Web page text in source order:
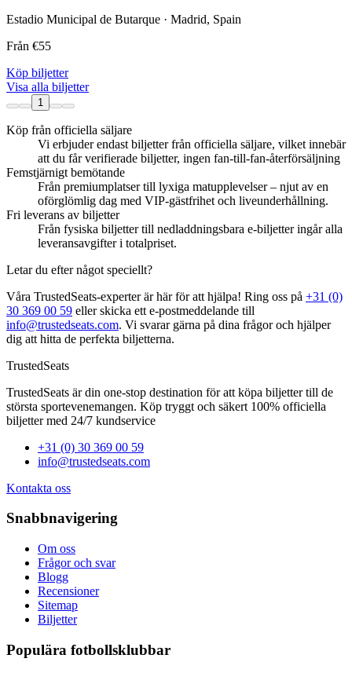
Estadio Municipal de Butarque · Madrid, Spain
Från €55
Köp biljetter
Visa alla biljetter
1
Köp från officiella säljare
Vi erbjuder endast biljetter från officiella säljare, vilket innebär
att du får verifierade biljetter, ingen fan‑till‑fan‑återförsäljning
Femstjärnigt bemötande
Från premiumplatser till lyxiga matupplevelser – njut av en
oförglömlig dag med VIP‑gästfrihet och liveunderhållning.
Fri leverans av biljetter
Från fysiska biljetter till nedladdningsbara e‑biljetter ingår alla
leveransavgifter i totalpriset.
Letar du efter något speciellt?
Våra TrustedSeats‑experter är här för att hjälpa! Ring oss på +31 (0)
30 369 00 59 eller skicka ett e‑postmeddelande till
info@trustedseats.com. Vi svarar gärna på dina frågor och hjälper
dig att hitta de perfekta biljetterna.
TrustedSeats
TrustedSeats är din one-stop destination för att köpa biljetter till de
största sportevenemangen. Köp tryggt och säkert 100% officiella
biljetter med 24/7 kundservice
+31 (0) 30 369 00 59
info@trustedseats.com
Kontakta oss
Snabbnavigering
Om oss
Frågor och svar
Blogg
Recensioner
Sitemap
Biljetter
Populära fotbollsklubbar